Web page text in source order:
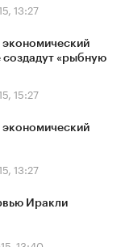
13:27
«рыбную
15:27
13:27
Иракли